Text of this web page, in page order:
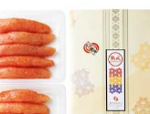
ができます。